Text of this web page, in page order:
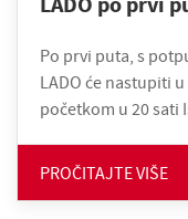
Po prvi puta, s
LADO će nastupiti
početkom u 20 sati
PROČITAJTE VIŠE